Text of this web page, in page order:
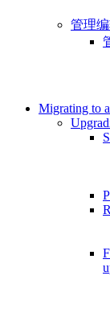
管理
Migrating to